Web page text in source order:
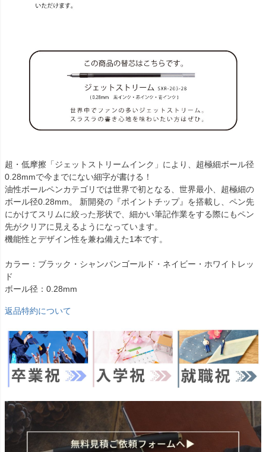
超・低摩擦「ジェットストリームインク」により、超極細ボール径
0.28mmで今までにない細字が書ける！
油性ボールペンカテゴリでは世界で初となる、世界最小、超極細の
ボール径0.28mm。 新開発の『ポイントチップ』を搭載し、ペン先
にかけてスリムに絞った形状で、細かい筆記作業をする際にもペン
先がクリアに見えるようになっています。
機能性とデザイン性を兼ね備えた1本です。
カラー：ブラック・シャンパンゴールド・ネイビー・ホワイトレッ
ド
ボール径：0.28mm
返品特約について